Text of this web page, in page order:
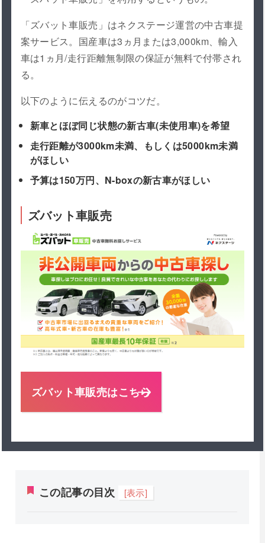
「ズバット車販売」はネクステージ運営の中古車提
案サービス。国産車は3ヵ月または3,000km、輸入
車は1ヵ月/走行距離無制限の保証が無料で付帯され
る。
以下のように伝えるのがコツだ。
新車とほぼ同じ状態の新古車(未使用車)を希望
走行距離が3000km未満、もしくは5000km未満
がほしい
予算は150万円、N-boxの新古車がほしい
ズバット車販売
ズバット車販売はこちら
この記事の目次 [表示]